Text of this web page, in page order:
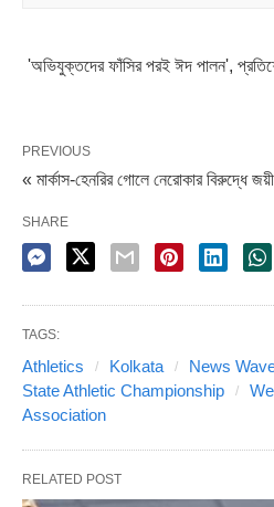
সহ সভাপতি কমলেশ চট্টোপাধ্যায়
অ্যাথলিট রহমতুল্লাহ মোল্লা
থাকার পর এই মিট চালু হচ্ছে। এতে
করেছেন তিনি।
শেষ পর্যায়ে কোচবিহার স্টেডিয়ামে
ইন্টারমিডিয়েট গ্রুপ অ্যাথলেটিক
জানিয়েছেন সংস্থার কর্তারা। এই মিট
'অভিযুক্তদের ফাঁসির পরই ঈদ পালন',
PREVIOUS
« মার্কাস-হেনরির গোলে নেরোকার বিরুদ্ধে
SHARE
TAGS:
Athletics Kolkata News
State Athletic Championship
Association
RELATED POST